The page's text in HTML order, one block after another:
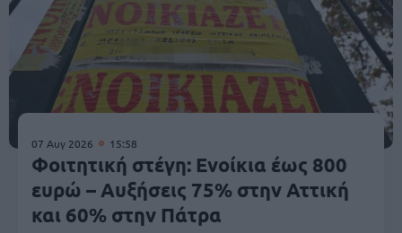
07 Αυγ 2026 15:58
Φοιτητική στέγη: Ενοίκια έως 800
ευρώ – Αυξήσεις 75% στην Αττική
και 60% στην Πάτρα